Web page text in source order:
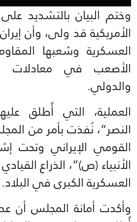
وختم البيان بالتشديد
الأمريكية قد ولى، وأن
العسكرية وشعبها
الأصعب في معادلات
والدولي.
العملية، التي أُطلق
النصر”، نُفذت بأمر من
القومي الإيراني وتحت
الأنبياء (ص)”، الذراع
العسكرية الكبرى في البلاد.
وأكدت أمانة المجلس أن